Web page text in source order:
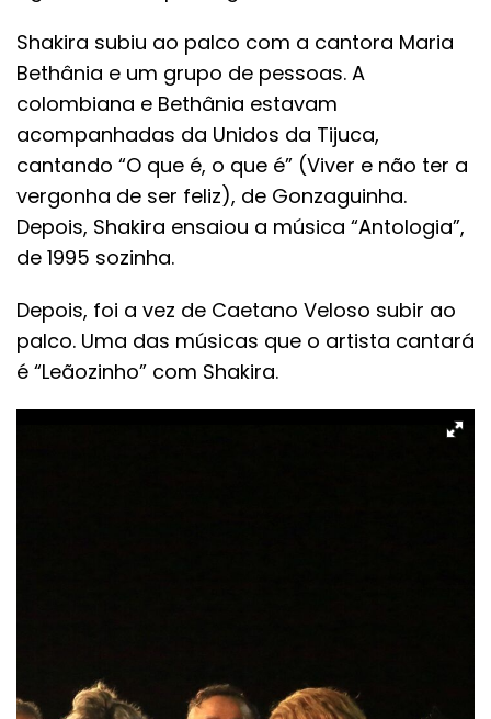
Shakira subiu ao palco com a cantora Maria
Bethânia e um grupo de pessoas. A
colombiana e Bethânia estavam
acompanhadas da Unidos da Tijuca,
cantando “O que é, o que é” (Viver e não ter a
vergonha de ser feliz), de Gonzaguinha.
Depois, Shakira ensaiou a música “Antologia”,
de 1995 sozinha.
Depois, foi a vez de Caetano Veloso subir ao
palco. Uma das músicas que o artista cantará
é “Leãozinho” com Shakira.